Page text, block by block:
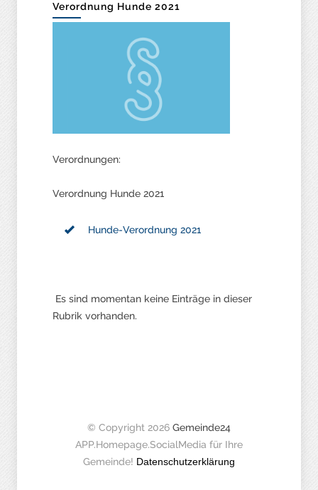
Verordnung Hunde 2021
Verordnungen:
Verordnung Hunde 2021
Hunde-Verordnung 2021
Es sind momentan keine Einträge in dieser
Rubrik vorhanden.
© Copyright 2026 Gemeinde24
APP.Homepage.SocialMedia für Ihre
Gemeinde! Datenschutzerklärung